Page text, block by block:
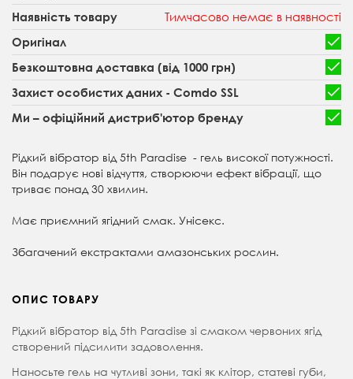
Наявність товару Тимчасово немає в наявності
Оригінал
Безкоштовна доставка (від 1000 грн)
Захист особистих даних - Comdo SSL
Ми – офіційний дистриб'ютор бренду
Рідкий вібратор від 5th Paradise - гель високої потужності.
Він подарує нові відчуття, створюючи ефект вібрації, що
триває понад 30 хвилин.
Має приємний ягідний смак. Унісекс.
Збагачений екстрактами амазонських рослин.
ОПИС ТОВАРУ
Рідкий вібратор від 5th Paradise зі смаком червоних ягід
створений підсилити задоволення.
Наносьте гель на чутливі зони, такі як клітор, статеві губи,